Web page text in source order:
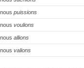
puissions
voulions
allions
valions